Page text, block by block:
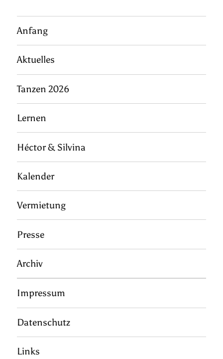
Anfang
Aktuelles
Tanzen 2026
Lernen
Héctor & Silvina
Kalender
Vermietung
Presse
Archiv
Impressum
Datenschutz
Links